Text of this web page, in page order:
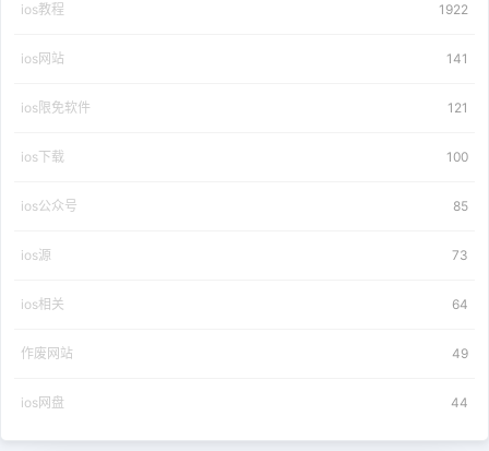
ios教程 1922
ios网站 141
ios限免软件 121
ios下载 100
ios公众号 85
ios源 73
ios相关 64
作废网站 49
ios网盘 44